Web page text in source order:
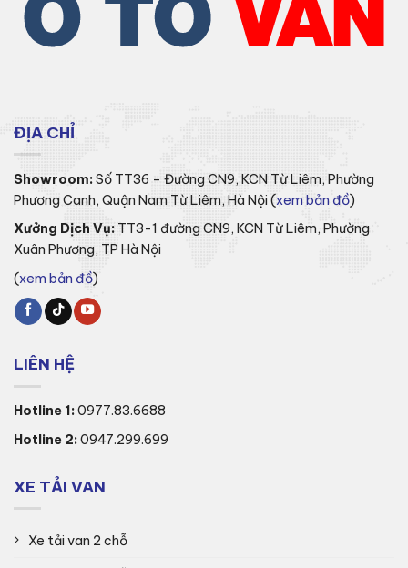
ĐỊA CHỈ
Showroom:Số TT36 – Đường CN9, KCN Từ Liêm, Phường
Phương Canh, Quận Nam Từ Liêm, Hà Nội (xem bản đồ)
Xưởng Dịch Vụ: TT3-1 đường CN9, KCN Từ Liêm, Phường
Xuân Phương, TP Hà Nội
(xem bản đồ)
LIÊN HỆ
Hotline 1:0977.83.6688
Hotline 2:0947.299.699
XE TẢI VAN
Xe tải van 2 chỗ